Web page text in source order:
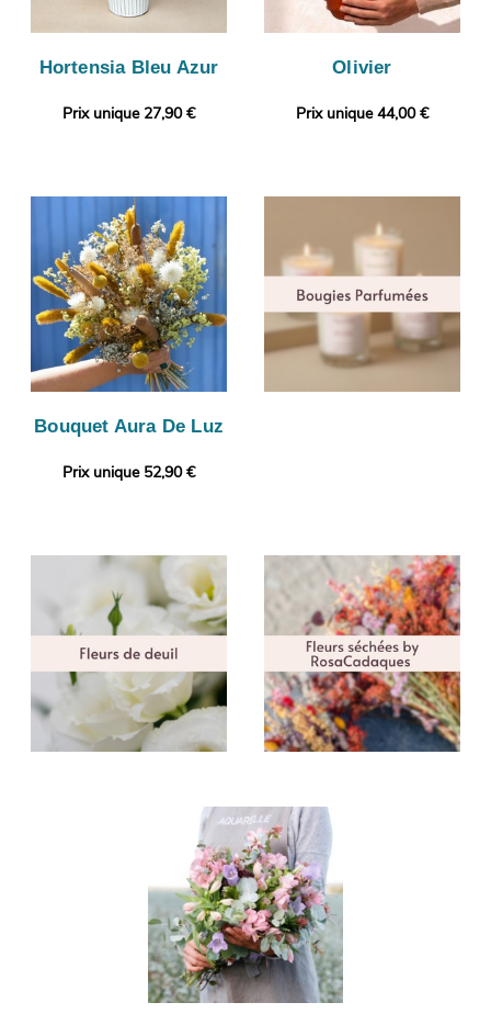
Hortensia Bleu Azur
Prix unique 27,90 €
Olivier
Prix unique 44,00 €
Bouquet Aura De Luz
Prix unique 52,90 €